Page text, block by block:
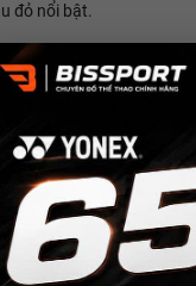
đỏ nổi bật.
độ cao.
chuyển.
mỹ.
và nhiều hoạt động thể